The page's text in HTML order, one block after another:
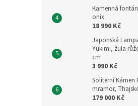
Kamenná
onix
18 990 Kč
Japonská
Yukimi, žula
cm
3 990 Kč
Soliterní Kámen
mramor,
179 000 Kč